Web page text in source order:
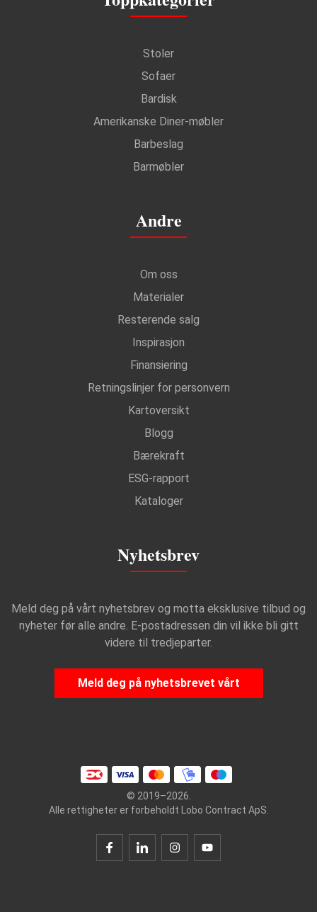
Stoler
Sofaer
Bardisk
Amerikanske Diner-møbler
Barbeslag
Barmøbler
Andre
Om oss
Materialer
Resterende salg
Inspirasjon
Finansiering
Retningslinjer for personvern
Kartoversikt
Blogg
Bærekraft
ESG-rapport
Kataloger
Nyhetsbrev
Meld deg på vårt nyhetsbrev og motta eksklusive tilbud og
nyheter før alle andre. E-postadressen din vil ikke bli gitt
videre til tredjeparter.
Meld deg på nyhetsbrevet vårt
© 2019–2026.
Alle rettigheter er forbeholdt Lobo Contract ApS.